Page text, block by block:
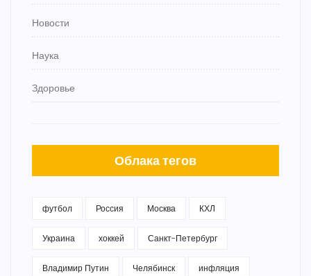
Новости
Наука
Здоровье
Облака тегов
футбол Россия Москва КХЛ
Украина хоккей Санкт-Петербург
Владимир Путин Челябинск инфляция